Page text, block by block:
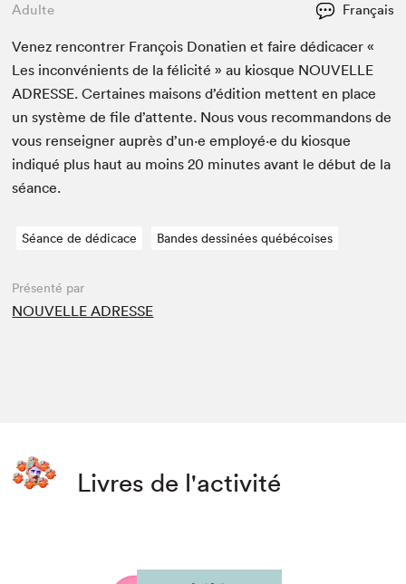
Adulte Français
Venez ren­con­tr­er François Dona­tien et faire dédi­cac­er «
Les incon­vénients de la félic­ité » au kiosque NOU­VELLE
ADRESSE. Cer­taines maisons d’édi­tion met­tent en place
un sys­tème de file d’at­tente. Nous vous recom­man­dons de
vous ren­seign­er auprès d’un·e employé·e du kiosque
indiqué plus haut au moins20 min­utes avant le début de la
séance.
Séance de dédicace Bandes dessinées québécoises
Présenté par
NOUVELLE ADRESSE
Livres de l'activité